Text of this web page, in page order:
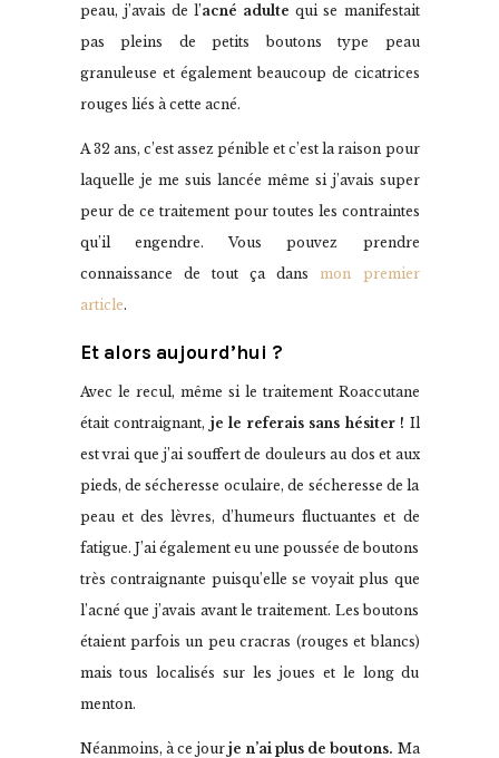
peau, j’avais de l’acné adulte qui se manifestait
pas pleins de petits boutons type peau
granuleuse et également beaucoup de cicatrices
rouges liés à cette acné.
A 32 ans, c’est assez pénible et c’est la raison pour
laquelle je me suis lancée même si j’avais super
peur de ce traitement pour toutes les contraintes
qu’il engendre. Vous pouvez prendre
connaissance de tout ça dans mon premier
article.
Et alors aujourd’hui ?
Avec le recul, même si le traitement Roaccutane
était contraignant, je le referais sans hésiter ! Il
est vrai que j’ai souffert de douleurs au dos et aux
pieds, de sécheresse oculaire, de sécheresse de la
peau et des lèvres, d’humeurs fluctuantes et de
fatigue. J’ai également eu une poussée de boutons
très contraignante puisqu’elle se voyait plus que
l’acné que j’avais avant le traitement. Les boutons
étaient parfois un peu cracras (rouges et blancs)
mais tous localisés sur les joues et le long du
menton.
Néanmoins, à ce jourje n’ai plus de boutons. Ma